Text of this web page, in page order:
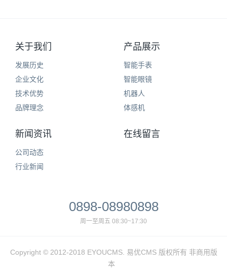
关于我们
发展历史
企业文化
技术优势
品牌理念
产品展示
智能手表
智能眼镜
机器人
体感机
新闻资讯
公司动态
行业新闻
在线留言
0898-08980898
周一至周五 08:30~17:30
Copyright © 2012-2018 EYOUCMS. 易优CMS 版权所有 非商用版
本